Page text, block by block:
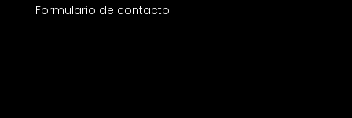
Formulario de contacto